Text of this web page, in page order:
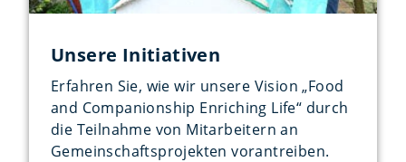
Unsere Initiativen
Erfahren Sie, wie wir unsere Vision „Food
and Companionship Enriching Life“ durch
die Teilnahme von Mitarbeitern an
Gemeinschaftsprojekten vorantreiben.